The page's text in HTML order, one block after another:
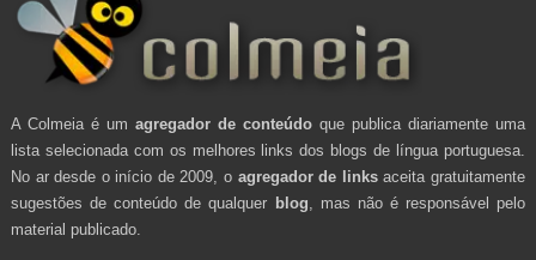
A Colmeia é um agregador de conteúdo que publica diariamente uma
lista selecionada com os melhores links dos blogs de língua portuguesa.
No ar desde o início de 2009, o agregador de linksaceita gratuitamente
sugestões de conteúdo de qualquer blog , mas não é responsável pelo
material publicado.